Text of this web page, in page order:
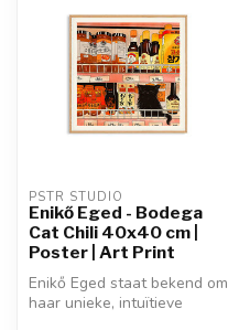
PSTR STUDIO
Enikő Eged - Bodega
Cat Chili 40x40 cm |
Poster | Art Print
Enikő Eged staat bekend om
haar unieke, intuïtieve